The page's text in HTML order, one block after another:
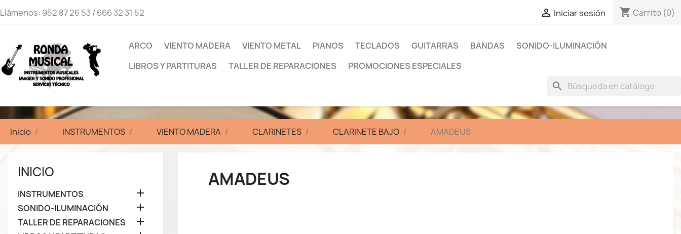
Llámenos: 952 87 26 53 / 666 32 31 52  Iniciar sesión shopping_cart Carrito (0)
ARCO VIENTO MADERA VIENTO METAL PIANOS TECLADOS GUITARRAS BANDAS
SONIDO-ILUMINACIÓN
LIBROS Y PARTITURAS
TALLER DE REPARACIONES PROMOCIONES ESPECIALES
search
Inicio INSTRUMENTOS VIENTO MADERA CLARINETES CLARINETE BAJO AMADEUS
INICIO
INSTRUMENTOS 
SONIDO-ILUMINACIÓN 
TALLER DE REPARACIONES 
AMADEUS